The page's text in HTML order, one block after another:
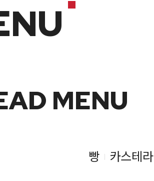
MENU
빵 카스테라